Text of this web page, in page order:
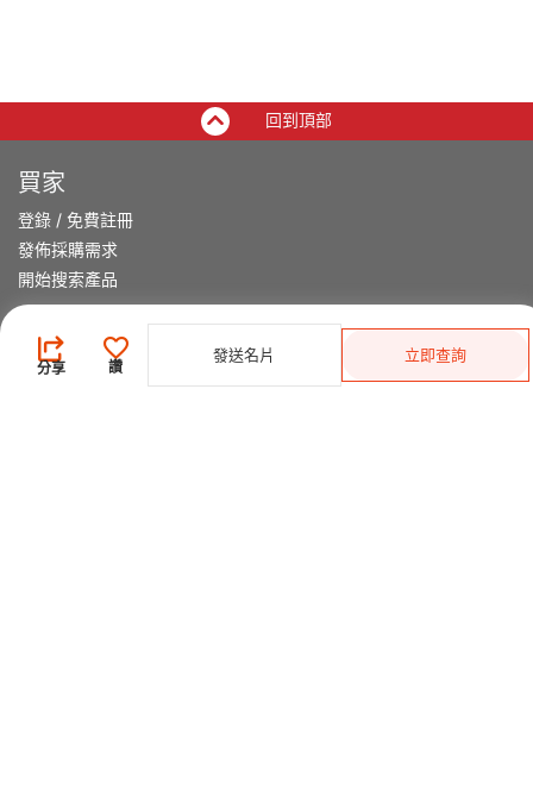
分享 讚
發送名片 立即查詢
回到頂部
買家
登錄 / 免費註冊
發佈採購需求
開始搜索產品
供應商
登錄/ 免費註冊